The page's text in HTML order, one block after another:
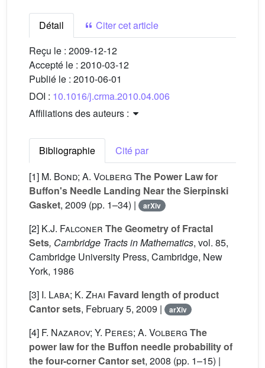
Détail
Citer cet article
Reçu le : 2009-12-12
Accepté le : 2010-03-12
Publié le : 2010-06-01
DOI : 10.1016/j.crma.2010.04.006
Affiliations des auteurs :
Bibliographie
Cité par
[1] M. Bond; A. Volberg The Power Law for
Buffon's Needle Landing Near the Sierpinski
Gasket, 2009 (pp. 1–34) | arXiv
[2] K.J. Falconer The Geometry of Fractal
Sets, Cambridge Tracts in Mathematics, vol. 85,
Cambridge University Press, Cambridge, New
York, 1986
[3] I. Laba; K. Zhai Favard length of product
Cantor sets, February 5, 2009 | arXiv
[4] F. Nazarov; Y. Peres; A. Volberg The
power law for the Buffon needle probability of
the four-corner Cantor set, 2008 (pp. 1–15) |